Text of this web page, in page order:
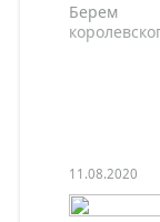
11.08.2020